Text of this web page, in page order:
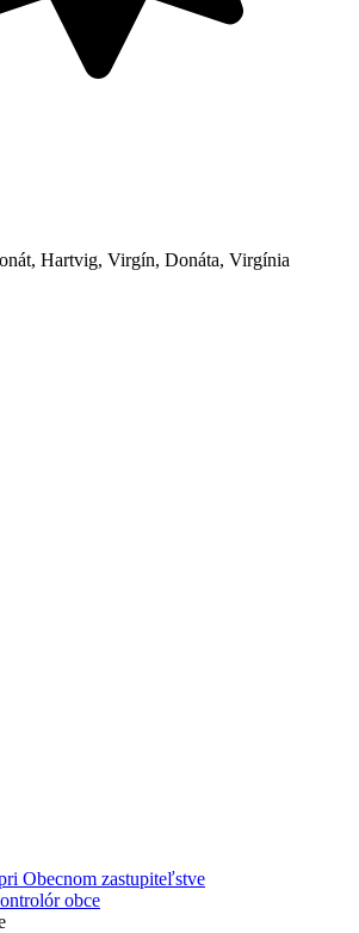
Hartvig, Virgín, Donáta, Virgínia
Obecnom zastupiteľstve
obce